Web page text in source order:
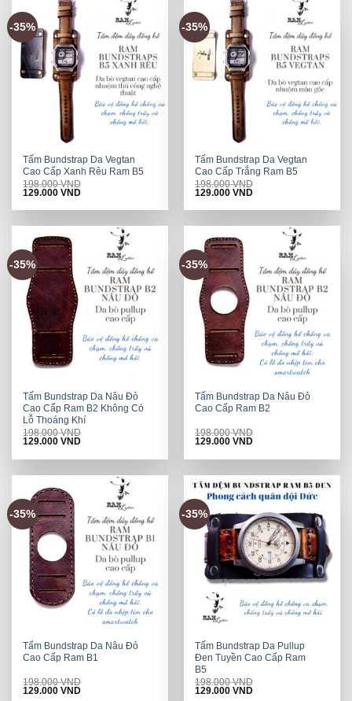
-35%
Tấm Bundstrap Da Vegtan
Cao Cấp Xanh Rêu Ram B5
198.000VND
Original
was:
129.000VNDCurrent
is:
-35%
Tấm Bundstrap Da Vegtan
Cao Cấp Trắng Ram B5
198.000VND
Original
was:
129.000VNDCurrent
is:
-35%
Tấm Bundstrap Da Nâu Đỏ
Cao Cấp Ram B2 Không Có
Lỗ Thoáng Khí
198.000VND
Original
was:
129.000VNDCurrent
is:
-35%
Tấm Bundstrap Da Nâu Đỏ
Cao Cấp Ram B2
198.000VND
Original
was:
129.000VNDCurrent
is:
-35%
Tấm Bundstrap Da Nâu Đỏ
Cao Cấp Ram B1
198.000VND
Original
129.000VNDCurrent
-35%
Tấm Bundstrap Da Pullup
Đen Tuyền Cao Cấp Ram
B5
198.000VND
Original
129.000VNDCurrent